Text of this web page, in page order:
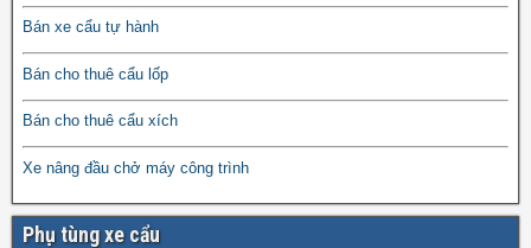
Bán xe cẩu tự hành
Bán cho thuê cẩu lốp
Bán cho thuê cẩu xích
Xe nâng đầu chở máy công trình
Phụ tùng xe cẩu